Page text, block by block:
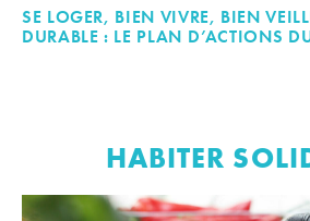
SE LOGER, BIEN VIVRE, BIEN
DURABLE : LE PLAN D’ACTIONS
HABITER